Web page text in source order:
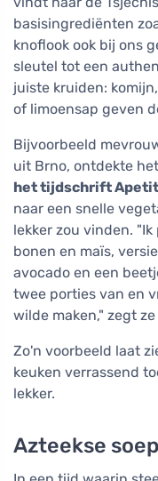
basisingrediënten
knoflook ook bij ons
sleutel tot een
juiste kruiden:
of limoensap geven
Bijvoorbeeld
uit Brno, ontdekte
het tijdschrift Apetit
naar een snelle
lekker zou vinden.
bonen en maïs,
avocado en een
twee porties van en
wilde maken," zegt
Zo'n voorbeeld laat
keuken verrassend
lekker.
Azteekse